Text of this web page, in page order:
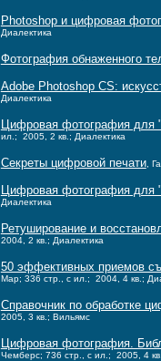
Photoshop и цифровая
Диалектика
Фотография обнаженного
Adobe Photoshop CS:
Диалектика
Цифровая фотография для
ил.; 2005, 2 кв.; Диалектика
Секреты цифровой печати,
Цифровая фотография для
Диалектика
Ретуширование и
2004, 2 кв.; Диалектика
50 эффективных приемов
Мар; 336 стр., с ил.; 2004, 4 кв.;
Справочник по обработке
2005, 3 кв.; Вильямс
Цифровая фотография.
Чемберс; 736 стр., с ил.; 2005, 4